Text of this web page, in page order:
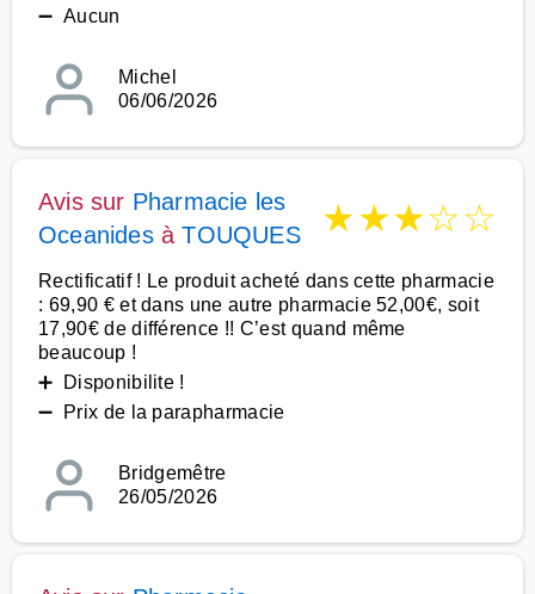
➖ Aucun
Michel
06/06/2026
Avis sur Pharmacie les
OceanidesàTOUQUES ★★★☆☆
Rectificatif ! Le produit acheté dans cette pharmacie
: 69,90 € et dans une autre pharmacie 52,00€, soit
17,90€ de différence !! C’est quand même
beaucoup !
➕ Disponibilite !
➖ Prix de la parapharmacie
Bridgemêtre
26/05/2026